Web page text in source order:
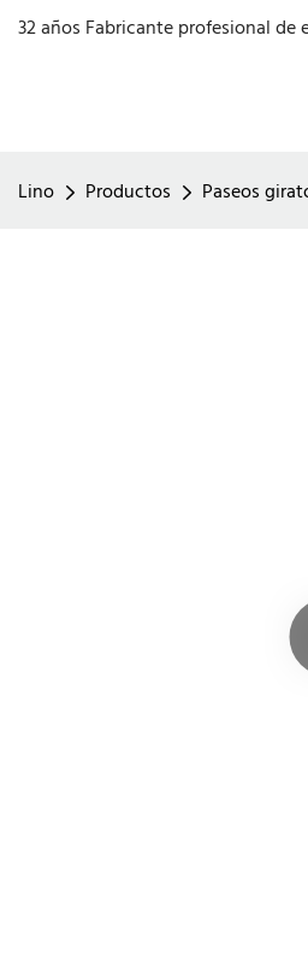
32 años Fabricante profesional
Lino Productos Paseos